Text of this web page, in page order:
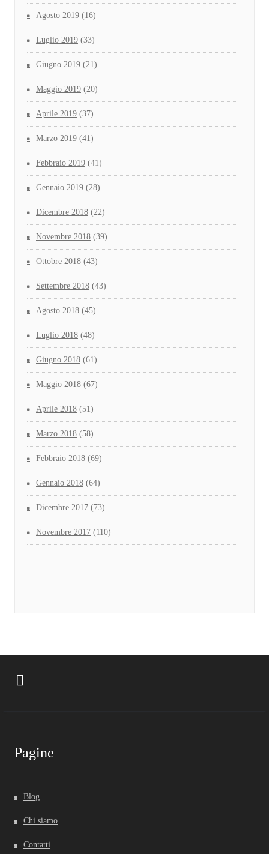
Agosto 2019 (16)
Luglio 2019 (33)
Giugno 2019 (21)
Maggio 2019 (20)
Aprile 2019 (37)
Marzo 2019 (41)
Febbraio 2019 (41)
Gennaio 2019 (28)
Dicembre 2018 (22)
Novembre 2018 (39)
Ottobre 2018 (43)
Settembre 2018 (43)
Agosto 2018 (45)
Luglio 2018 (48)
Giugno 2018 (61)
Maggio 2018 (67)
Aprile 2018 (51)
Marzo 2018 (58)
Febbraio 2018 (69)
Gennaio 2018 (64)
Dicembre 2017 (73)
Novembre 2017 (110)
Pagine
Blog
Chi siamo
Contatti